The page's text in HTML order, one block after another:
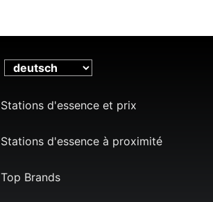
Stations d'essence et prix
Stations d'essence à proximité
Top Brands